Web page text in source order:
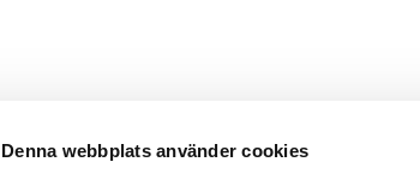
Denna webbplats använder cookies